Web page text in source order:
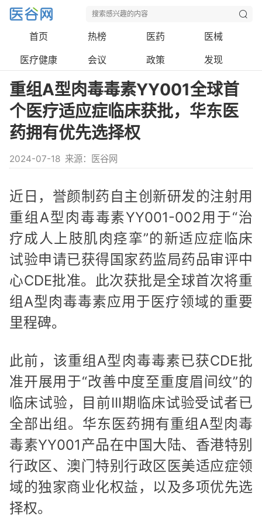
首页 热榜 医药
医械
医疗健康
会议 政策 发现
重组A型肉毒毒素YY001全球首
个医疗适应症临床获批，华东医
药拥有优先选择权
2024-07-18 来源：医谷网
近日，誉颜制药自主创新研发的注射用
重组A型肉毒毒素YY001-002用于“治
疗成人上肢肌肉痉挛”的新适应症临床
试验申请已获得国家药监局药品审评中
心CDE批准。此次获批是全球首次将重
组A型肉毒毒素应用于医疗领域的重要
里程碑。
此前，该重组A型肉毒毒素已获CDE批
准开展用于“改善中度至重度眉间纹”的
临床试验，目前III期临床试验受试者已
全部出组。华东医药拥有重组A型肉毒
毒素YY001产品在中国大陆、香港特别
行政区、澳门特别行政区医美适应症领
域的独家商业化权益，以及多项优先选
择权。